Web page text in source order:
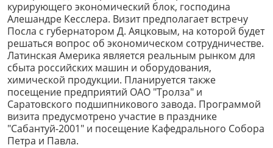
курирующего экономический блок, господина
Алешандре Кесслера. Визит предполагает встречу
Посла с губернатором Д. Аяцковым, на которой будет
решаться вопрос об экономическом сотрудничестве.
Латинская Америка является реальным рынком для
сбыта российских машин и оборудования,
химической продукции. Планируется также
посещение предприятий ОАО "Тролза" и
Саратовского подшипникового завода. Программой
визита предусмотрено участие в празднике
"Сабантуй-2001" и посещение Кафедрального Собора
Петра и Павла.